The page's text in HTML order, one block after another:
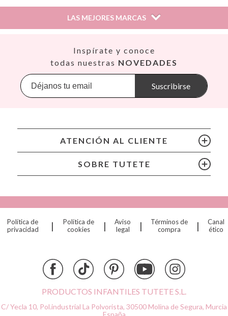
LAS MEJORES MARCAS
Banwood
BIBS
Cristina de Jos'h
Djeco
Inspírate y conoce
todas nuestras NOVEDADES
Suscribirse
ATENCIÓN AL CLIENTE
SOBRE TUTETE
Política de
privacidad
|
Política de
cookies
|
Aviso
legal
|
Términos de
compra
|
Canal
ético
PRODUCTOS INFANTILES TUTETE S.L.
C/ Yecla 10, Pol.industrial La Polvorista, 30500 Molina de Segura, Murcia